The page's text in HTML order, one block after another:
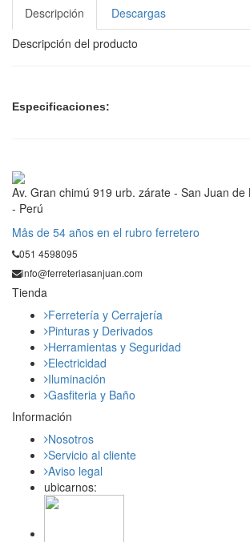
Descripción
Descargas
Descripción del producto
Especificaciones:
Av. Gran chimú 919 urb. zárate - San Juan
- Perú
Mås de 54 años en el rubro ferretero
051 4598095
info@ferreteriasanjuan.com
Tienda
Ferretería y Cerrajería
Pinturas y Derivados
Herramientas y Seguridad
Electricidad
Iluminación
Gasfiteria y Baño
Información
Nosotros
Servicio al cliente
Aviso legal
ubicarnos: